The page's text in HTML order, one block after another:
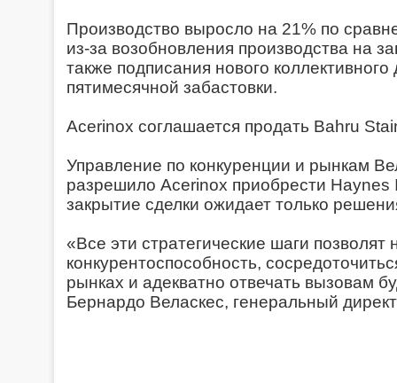
Производство выросло на 21% по
из-за возобновления производства на
также подписания нового
пятимесячной забастовки.
Acerinox соглашается продать Bahru
Управление по конкуренции и рынкам
разрешило Acerinox приобрести Haynes
закрытие сделки ожидает только
«Все эти стратегические шаги
конкурентоспособность,
рынках и адекватно отвечать вызовам
Бернардо Веласкес, генеральный